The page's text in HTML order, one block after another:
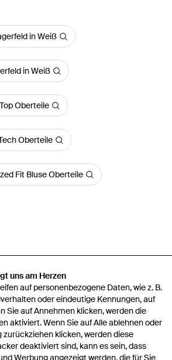
uns am Herzen
auf personenbezogene Daten, wie z. B.
oder eindeutige Kennungen, auf
Sie auf Annehmen klicken, werden die
aktiviert. Wenn Sie auf Alle ablehnen oder
klicken, werden diese
deaktiviert sind, kann es sein, dass
Werbung angezeigt werden, die für Sie
in Weiß
in Weiß
Oberteile
Oberteile
Fit Bluse Oberteile
KARL LAGERFELD Oberteile
Größe